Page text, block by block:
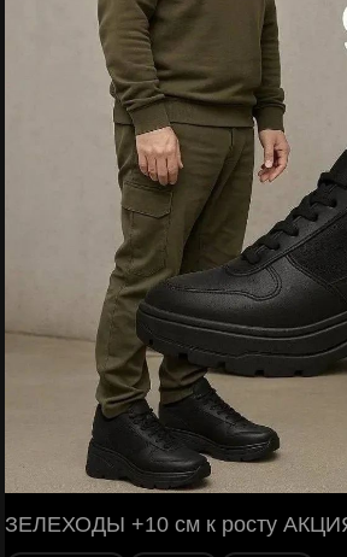
ЗЕЛЕХОДЫ +10 см к росту